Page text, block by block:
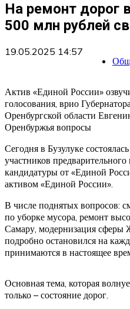
На ремонт дорог
500 млн рублей
19.05.2025 14:57
Актив «Единой России»
голосования, врио
Оренбургской области
Оренбуржья вопросы
Сегодня в Бузулуке
участников
кандидатуры от «Единой
активом «Единой России».
В числе поднятых вопросов:
по уборке мусора, ремонт
Самару, модернизация
подробно остановился на
принимаются в настоящее
Основная тема, которая
только – состояние дорог.